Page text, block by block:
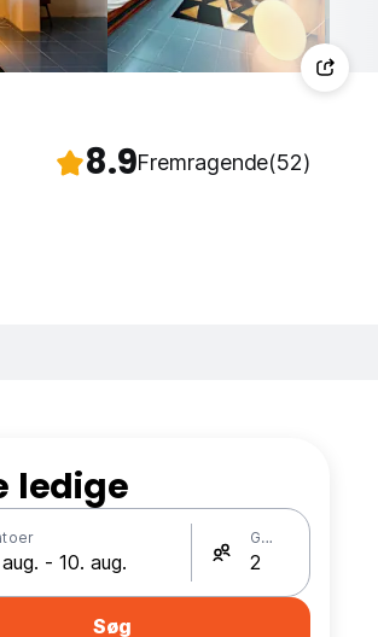
8.9Fremragende(52)
ledige
Gæster
Søg